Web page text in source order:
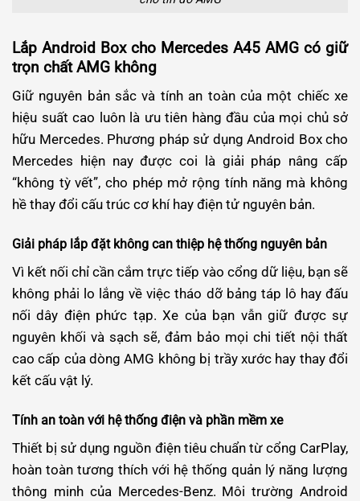
Lắp Android Box cho Mercedes A45 AMG có giữ
trọn chất AMG không
Giữ nguyên bản sắc và tính an toàn của một chiếc xe
hiệu suất cao luôn là ưu tiên hàng đầu của mọi chủ sở
hữu Mercedes. Phương pháp sử dụng Android Box cho
Mercedes hiện nay được coi là giải pháp nâng cấp
“không tỳ vết”, cho phép mở rộng tính năng mà không
hề thay đổi cấu trúc cơ khí hay điện tử nguyên bản.
Giải pháp lắp đặt không can thiệp hệ thống nguyên bản
Vì kết nối chỉ cần cắm trực tiếp vào cổng dữ liệu, bạn sẽ
không phải lo lắng về việc tháo dỡ bảng táp lô hay đấu
nối dây điện phức tạp. Xe của bạn vẫn giữ được sự
nguyên khối và sạch sẽ, đảm bảo mọi chi tiết nội thất
cao cấp của dòng AMG không bị trầy xước hay thay đổi
kết cấu vật lý.
Tính an toàn với hệ thống điện và phần mềm xe
Thiết bị sử dụng nguồn điện tiêu chuẩn từ cổng CarPlay,
hoàn toàn tương thích với hệ thống quản lý năng lượng
thông minh của Mercedes-Benz. Môi trường Android